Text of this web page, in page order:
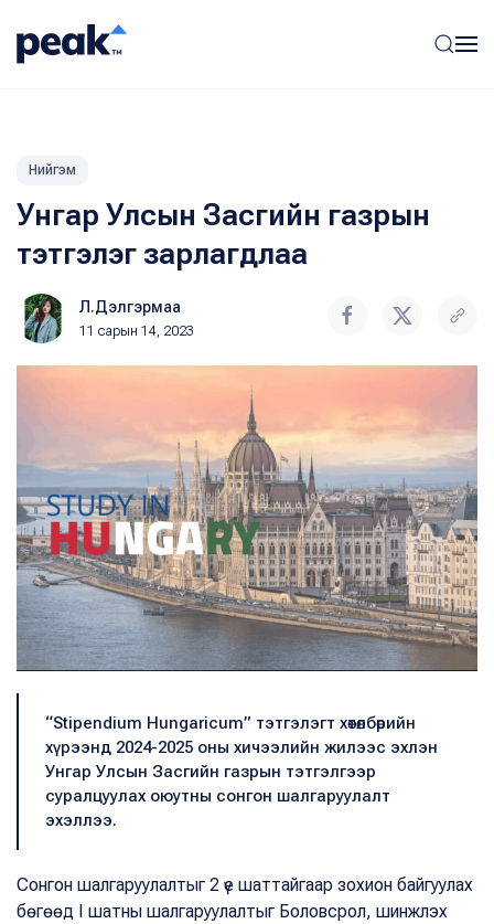
Нийгэм
Унгар Улсын Засгийн газрын
тэтгэлэг зарлагдлаа
Л.Дэлгэрмаа
11 сарын 14, 2023
“Stipendium Hungaricum” тэтгэлэгт хөтөлбөрийн
хүрээнд 2024-2025 оны хичээлийн жилээс эхлэн
Унгар Улсын Засгийн газрын тэтгэлгээр
суралцуулах оюутны сонгон шалгаруулалт
эхэллээ.
Сонгон шалгаруулалтыг 2 үе шаттайгаар зохион байгуулах
бөгөөд I шатны шалгаруулалтыг Боловсрол, шинжлэх